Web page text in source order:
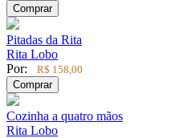
Comprar
Pitadas da Rita
Rita Lobo
Por:
R$ 158,00
Comprar
Cozinha a quatro mãos
Rita Lobo